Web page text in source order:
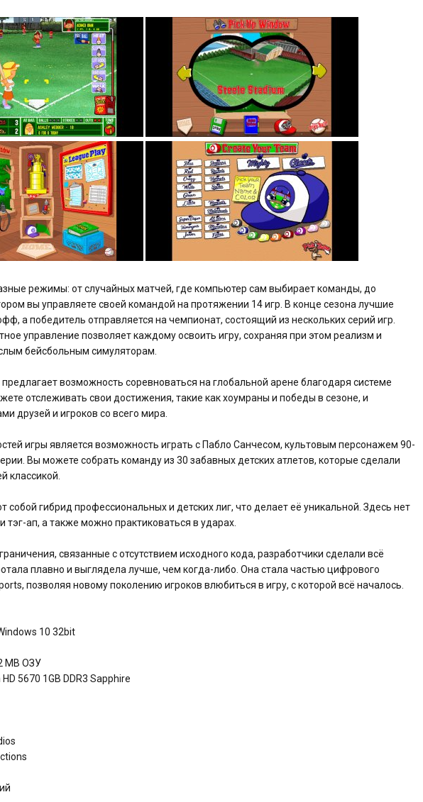
режимы: от случайных матчей, где компьютер сам выбирает команды, до
вы управляете своей командой на протяжении 14 игр. В конце сезона лучшие
а победитель отправляется на чемпионат, состоящий из нескольких серий игр.
управление позволяет каждому освоить игру, сохраняя при этом реализм и
бейсбольным симуляторам.
возможность соревноваться на глобальной арене благодаря системе
отслеживать свои достижения, такие как хоумраны и победы в сезоне, и
друзей и игроков со всего мира.
игры является возможность играть с Пабло Санчесом, культовым персонажем 90-
Вы можете собрать команду из 30 забавных детских атлетов, которые сделали
классикой.
собой гибрид профессиональных и детских лиг, что делает её уникальной. Здесь нет
тэг-ап, а также можно практиковаться в ударах.
связанные с отсутствием исходного кода, разработчики сделали всё
плавно и выглядела лучше, чем когда-либо. Она стала частью цифрового
позволяя новому поколению игроков влюбиться в игру, с которой всё началось.
10 32bit
MB ОЗУ
5670 1GB DDR3 Sapphire